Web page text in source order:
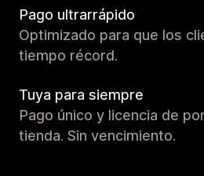
Pago ultrarrápido
Optimizado para que los
tiempo récord.
Tuya para siempre
Pago único y licencia de
tienda. Sin vencimiento.